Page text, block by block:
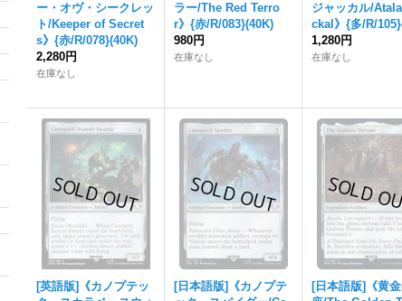
ー・オヴ・シークレッ
ト/Keeper of Secret
s》{赤/R/078}(40K)
2,280円
在庫なし
ラー/The Red Terro
r》{赤/R/083}(40K)
980円
在庫なし
ジャッカル/
ckal》{多/R/
1,280円
在庫なし
[英語版]《カノプテッ
[日本語版]《カノプテ
[日本語版]《黄